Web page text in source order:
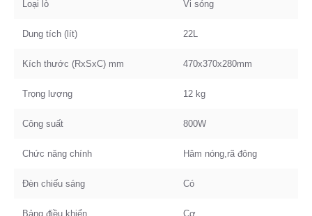
Loại lò Vi sóng
Dung tích (lít) 22L
Kích thước (RxSxC) mm 470x370x280mm
Trọng lượng 12 kg
Công suất 800W
Chức năng chính Hâm nóng,rã đông
Đèn chiếu sáng Có
Bảng điều khiển Cơ